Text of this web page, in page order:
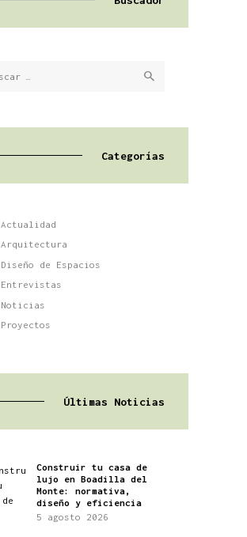
Categorías
Actualidad
Arquitectura
Diseño de Espacios
Entrevistas
Noticias
Proyectos
Últimas Noticias
Construir tu casa de
lujo en Boadilla del
Monte: normativa,
diseño y eficiencia
5 agosto 2026